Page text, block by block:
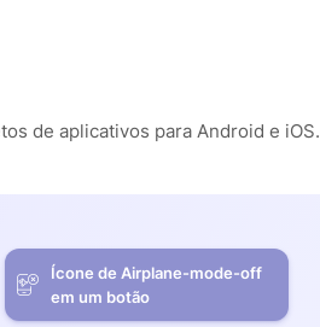
de aplicativos para Android e iOS.
Ícone de Airplane-mode-off
em um botão